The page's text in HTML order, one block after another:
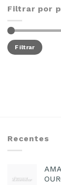
Filtrar por
Filtrar
Recentes